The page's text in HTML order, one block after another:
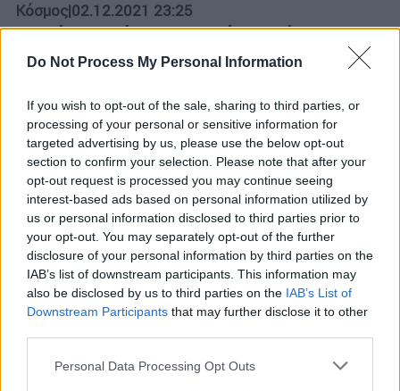
Do Not Process My Personal Information
If you wish to opt-out of the sale, sharing to third parties, or
processing of your personal or sensitive information for
targeted advertising by us, please use the below opt-out
section to confirm your selection. Please note that after your
opt-out request is processed you may continue seeing
interest-based ads based on personal information utilized by
us or personal information disclosed to third parties prior to
your opt-out. You may separately opt-out of the further
disclosure of your personal information by third parties on the
IAB’s list of downstream participants. This information may
also be disclosed by us to third parties on the IAB’s List of
Downstream Participants that may further disclose it to other
Please note that this website/app uses one or more Google
Personal Data Processing Opt Outs
Κόσμος|02.12.2021 23:25
Μετάλλαξη Όμικρον: Θέμα χρόνου να
επικρατήσει στην Ευρώπη - Τι
Ανησυχία στην Ευρώπη για τη μετάλλαξη
Όμικρον καθώς αναμένεται να κυριαρχήσει
στην Ευρώπη «τους προσεχείς μήνες»,
προκαλώντας περισσότερο από το ήμισυ
των κρουσμάτων της Covid-19